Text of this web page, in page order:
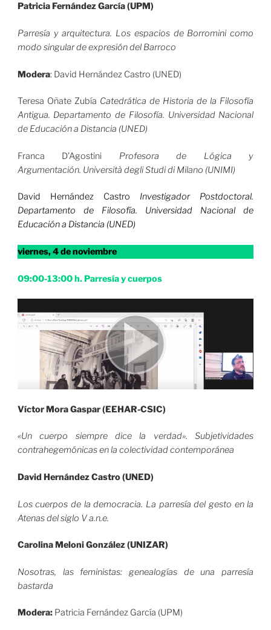
Patricia Fernández García (UPM)
Parresía y arquitectura. Los espacios de Borromini como
modo singular de expresión del Barroco
Modera: David Hernández Castro (UNED)
Teresa Oñate Zubía Catedrática de Historia de la Filosofía
Antigua. Departamento de Filosofía. Universidad Nacional
de Educación a Distancia (UNED)
Franca D’Agostini Profesora de Lógica y
Argumentación. Università degli Studi di Milano (UNIMI)
David Hernández Castro Investigador Postdoctoral.
Departamento de Filosofía. Universidad Nacional de
Educación a Distancia (UNED)
viernes, 4 de noviembre
09:00-13:00 h. Parresía y cuerpos
Víctor Mora Gaspar (EEHAR-CSIC)
«Un cuerpo siempre dice la verdad». Subjetividades
contrahegemónicas en la colectividad contemporánea
David Hernández Castro (UNED)
Los cuerpos de la democracia. La parresía del gesto en la
Atenas del siglo V a.n.e.
Carolina Meloni González (UNIZAR)
Nosotras, las feministas: genealogías de una parresía
bastarda
Modera:Patricia Fernández García (UPM)